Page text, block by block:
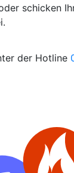
schicken
der Hotline